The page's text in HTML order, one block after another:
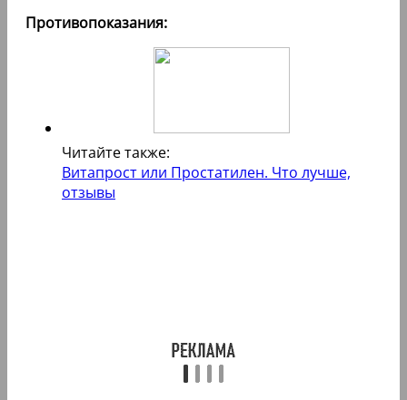
Противопоказания:
Читайте также:
Витапрост или Простатилен. Что лучше,
отзывы